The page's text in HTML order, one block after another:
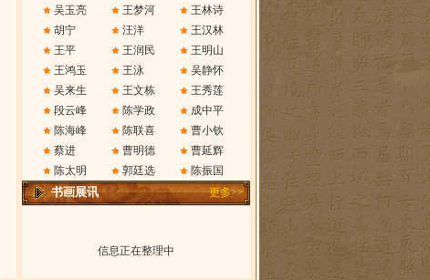
吴玉亮
王梦河
王林诗
胡宁
汪洋
王汉林
王平
王润民
王明山
王鸿玉
王泳
吴静怀
吴来生
王文栋
王秀莲
段云峰
陈学政
成中平
陈海峰
陈联喜
曹小钦
蔡进
曹明德
曹延辉
陈太明
郭廷选 陈振国
书画展讯 更多>>
信息正在整理中